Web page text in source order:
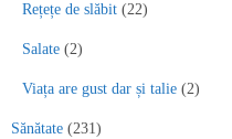
Rețețe de slăbit (22)
Salate (2)
Viața are gust dar și talie (2)
Sănătate (231)